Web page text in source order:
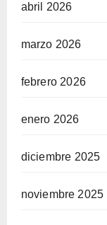
abril 2026
marzo 2026
febrero 2026
enero 2026
diciembre 2025
noviembre 2025